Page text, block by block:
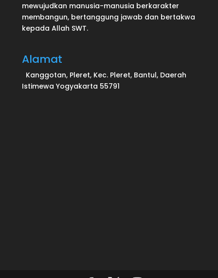
mewujudkan manusia-manusia berkarakter
membangun, bertanggung jawab dan bertakwa
kepada Allah SWT.
Alamat
Kanggotan, Pleret, Kec. Pleret, Bantul, Daerah
Istimewa Yogyakarta 55791